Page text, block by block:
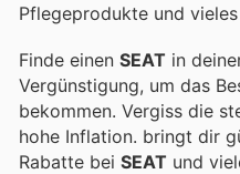
Pflegeprodukte und
Finde einen SEAT in
Vergünstigung, um das
bekommen. Vergiss die
hohe Inflation. bringt dir
Rabatte bei SEAT und